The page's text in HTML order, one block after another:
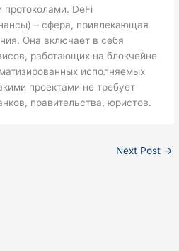
DeFi
– сфера, привлекающая
Она включает в себя
работающих на блокчейне
исполняемых
проектами не требует
правительства, юристов.
Next Post →